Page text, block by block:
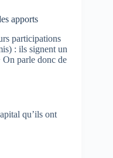
apports
participations
: ils signent un
On parle donc de
qu’ils ont